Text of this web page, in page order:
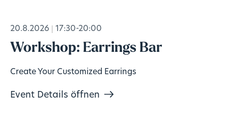
20.8.2026 17:30-20:00
Workshop: Earrings Bar
Create Your Customized Earrings
Event Details öffnen